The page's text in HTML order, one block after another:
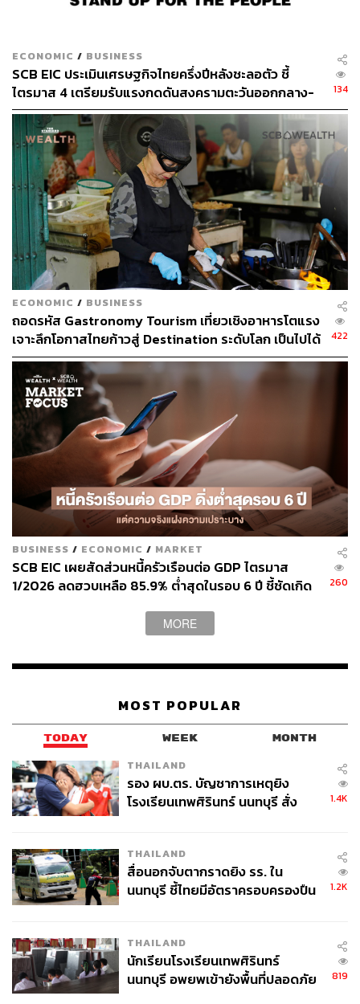
สามารถติดตาม THE STANDARD WEALTH
ผ่านแอปพลิเคชันต่างๆ ที่คุณสะดวกหรือใช้งานอยู่แล้วได้เลย
TAGS: โซลาร์รูฟท็อป
ศูนย์วิจัยเศรษฐกิจและธุรกิจ ธนาคารไทยพาณิชย์ (SCB
EIC)
พลังงานแสงอาทิตย์
Solar Rooftop SCB WEALTH
ABOUT THE AUTHOR
ประลองยุทธ ผงงอย
THE STANDARD WEALTH Feature Editor
ECONOMIC / BUSINESS
SCB EIC ประเมินเศรษฐกิจไทยครึ่งปีหลังชะลอตัว ชี้
ไตรมาส 4 เตรียมรับแรงกดดันสงครามตะวันออกกลาง-
กำแพงภาษีสหรัฐฯ ระลอกใหม่
134
ECONOMIC / BUSINESS
ถอดรหัส Gastronomy Tourism เที่ยวเชิงอาหารโตแรง
เจาะลึกโอกาสไทยก้าวสู่ Destination ระดับโลก เป็นไปได้
แค่ไหน
422
BUSINESS / ECONOMIC / MARKET
SCB EIC เผยสัดส่วนหนี้ครัวเรือนต่อ GDP ไตรมาส
1/2026 ลดฮวบเหลือ 85.9% ต่ำสุดในรอบ 6 ปี ชี้ชัดเกิด
260
MORE
MOST POPULAR
TODAY WEEK MONTH
THAILAND
รอง ผบ.ตร. บัญชาการเหตุยิง
โรงเรียนเทพศิรินทร์ นนทบุรี สั่ง
1.4K
THAILAND
สื่อนอกจับตากราดยิง รร. ใน
นนทบุรี ชี้ไทยมีอัตราครอบครองปืน
1.2K
THAILAND
นักเรียนโรงเรียนเทพศิรินทร์
นนทบุรี อพยพเข้ายังพื้นที่ปลอดภัย
819